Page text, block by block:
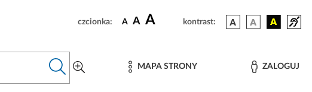
czcionka: A A A kontrast:
MAPA STRONY ZALOGUJ